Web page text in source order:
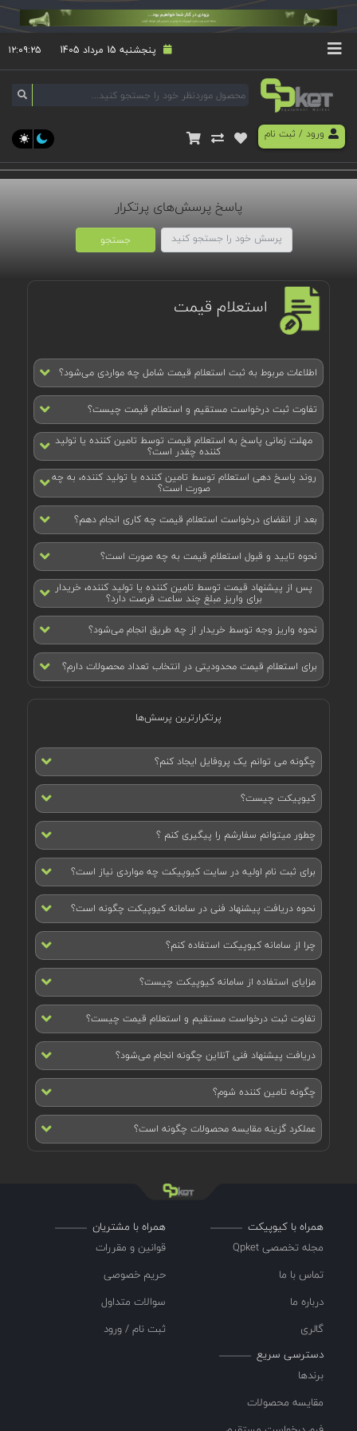
پنجشنبه 15 مرداد 1405 ۱۲:۰۹:۲۵
ورود/ ثبت نام
پاسخ پرسش‌های پرتکرار
جستجو
استعلام قیمت
اطلاعات مربوط به ثبت استعلام قیمت شامل چه مواردی می‌شود؟
تفاوت ثبت درخواست مستقیم و استعلام قیمت چیست؟
مهلت زمانی پاسخ به استعلام قیمت توسط تامین کننده یا تولید
کننده چقدر است؟
روند پاسخ دهی استعلام توسط تامین کننده یا تولید کننده، به چه
صورت است؟
بعد از انقضای درخواست استعلام قیمت چه کاری انجام دهم؟
نحوه تایید و قبول استعلام قیمت به چه صورت است؟
پس از پیشنهاد قیمت توسط تامین کننده یا تولید کننده، خریدار
برای واریز مبلغ چند ساعت فرصت دارد؟
نحوه واریز وجه توسط خریدار از چه طریق انجام می‌شود؟
برای استعلام قیمت محدودیتی در انتخاب تعداد محصولات دارم؟
پرتکرارترین پرسش‌ها
چگونه می توانم یک پروفایل ایجاد کنم؟
کیوپیکت چیست؟
چطور میتوانم سفارشم را پیگیری کنم ؟
برای ثبت نام اولیه در سایت کیوپیکت چه مواردی نیاز است؟
نحوه دریافت پیشنهاد فنی در سامانه کیوپیکت چگونه است؟
چرا از سامانه کیوپیکت استفاده کنم؟
مزایای استفاده از سامانه کیوپیکت چیست؟
تفاوت ثبت درخواست مستقیم و استعلام قیمت چیست؟
دریافت پیشنهاد فنی آنلاین چگونه انجام می‌شود؟
چگونه تامین کننده شوم؟
عملکرد گزینه مقایسه محصولات چگونه است؟
همراه با کیوپیکت
مجله تخصصی Qpket
تماس با ما
درباره ما
گالری
همراه با مشتریان
قوانین و مقررات
حریم خصوصی
سوالات متداول
ثبت نام / ورود
دسترسی سریع
برندها
مقایسه محصولات